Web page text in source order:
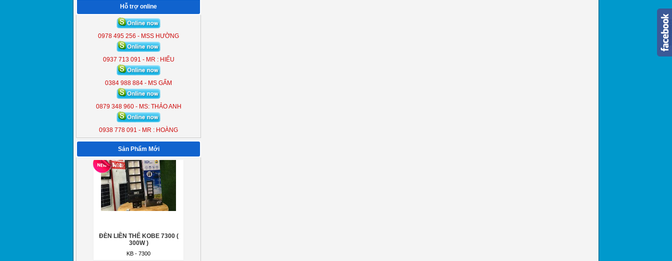
Hỗ trợ online
0978 495 256 - MSS HƯỜNG
0937 713 091 - MR : HIẾU
0384 988 884 - MS GẤM
0879 348 960 - MS: THẢO ANH
0938 778 091 - MR : HOÀNG
Sản Phẩm Mới
300W )
KB - 7300
ĐÈN LIỀN THỂ KOBE 7300 (
300W )
KB - 7300